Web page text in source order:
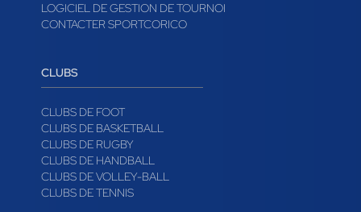
LOGICIEL DE GESTION DE TOURNOI
CONTACTER SPORTCORICO
CLUBS
CLUBS DE FOOT
CLUBS DE BASKETBALL
CLUBS DE RUGBY
CLUBS DE HANDBALL
CLUBS DE VOLLEY-BALL
CLUBS DE TENNIS